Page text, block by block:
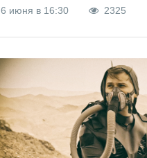
6 июня в 16:30 2325